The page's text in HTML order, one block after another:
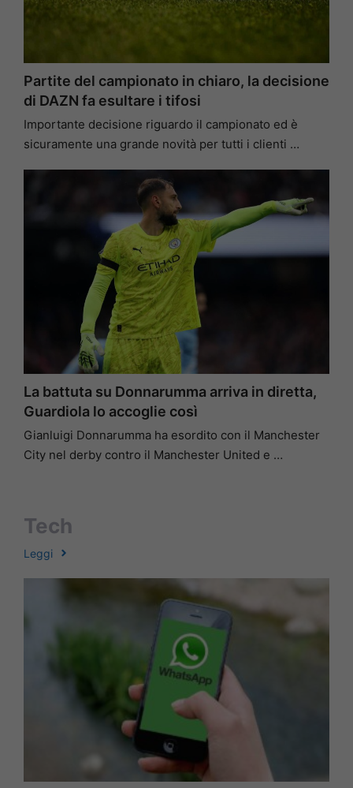
Partite del campionato in chiaro, la decisione
di DAZN fa esultare i tifosi
Importante decisione riguardo il campionato ed è
sicuramente una grande novità per tutti i clienti …
La battuta su Donnarumma arriva in diretta,
Guardiola lo accoglie così
Gianluigi Donnarumma ha esordito con il Manchester
City nel derby contro il Manchester United e …
Tech
Leggi